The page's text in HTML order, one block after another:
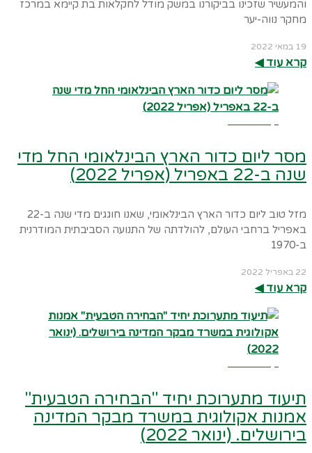
והמעשיר שזכינו בביקורנו במשק מודל לחקלאות בת קיימא במרכז
מחקר נווה-יער
19 במאי 2022
קרא עוד ◀︎
מסר ליום כדור הארץ הבינלאומי החל מדי
שנה ב-22 באפריל (אפריל 2022)
מזל טוב ליום כדור הארץ הבינלאומי, שאנו חוגגים מדי שנה ב-22
באפריל ברחבי העולם, להולדתה של התנועה הסביבתית המודרנית
ב-1970
22 באפריל 2022
קרא עוד ◀︎
תיעוד מתערוכת יחיד "הבחירה הטבעית"
אמנות אקולוגית במשרד מבקר המדינה
בירושלים. (ינואר 2022)